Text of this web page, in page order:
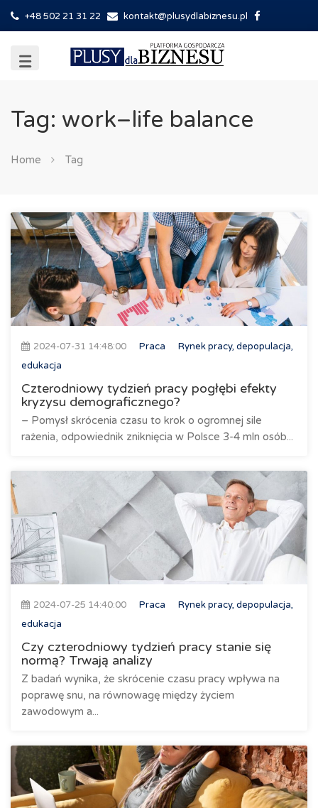
+48 502 21 31 22 kontakt@plusydlabiznesu.pl
Tag: work–​life balance
Home Tag
2024-07-31 14:48:00 Praca
Rynek pracy, depopulacja,
edukacja
Czterodniowy tydzień pracy pogłębi efekty
kryzysu demograficznego?
– Pomysł skrócenia czasu to krok o ogromnej sile
rażenia, odpowiednik zniknięcia w Polsce 3-4 mln osób...
2024-07-25 14:40:00 Praca
Rynek pracy, depopulacja,
edukacja
Czy czterodniowy tydzień pracy stanie się
normą? Trwają analizy
Z badań wynika, że skrócenie czasu pracy wpływa na
poprawę snu, na równowagę między życiem
zawodowym a...